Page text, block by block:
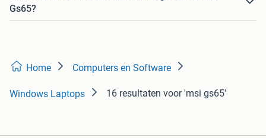
Gs65?
Home Computers en Software
Windows Laptops 16 resultaten voor 'msi gs65'